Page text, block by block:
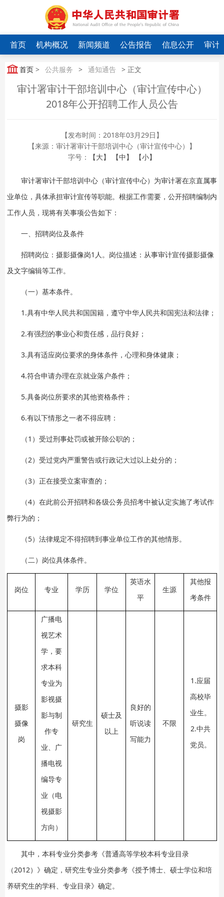
首页 机构概况 新闻频道 公告报告 信息公开 审计
首页 > 公共服务 > 通知通告 > 正文
审计署审计干部培训中心（审计宣传中心）
2018年公开招聘工作人员公告
【发布时间：2018年03月29日】
【来源：审计署审计干部培训中心（审计宣传中心）】
字号：
【大】 【中】 【小】
审计署审计干部培训中心（审计宣传中心）为审计署在京直属事
业单位，具体承担审计宣传等职能。根据工作需要，公开招聘编制内
工作人员，现将有关事项公告如下：
一、招聘岗位及条件
招聘岗位：摄影摄像岗1人。岗位描述：从事审计宣传摄影摄像
及文字编辑等工作。
（一）基本条件。
1.具有中华人民共和国国籍，遵守中华人民共和国宪法和法律；
2.有强烈的事业心和责任感，品行良好；
3.具有适应岗位要求的身体条件，心理和身体健康；
4.符合申请办理在京就业落户条件；
5.具备岗位所要求的其他资格条件；
6.有以下情形之一者不得应聘：
（1）受过刑事处罚或被开除公职的；
（2）受过党内严重警告或行政记大过以上处分的；
（3）正在接受立案审查的；
（4）在此前公开招聘和各级公务员招考中被认定实施了考试作
弊行为的；
（5）法律规定不得招聘到事业单位工作的其他情形。
（二）岗位具体条件。
岗位 专业 学历 学位
英语水
平
生源
其他报
考条件
摄影
摄像
岗
广播电
视艺术
学，要
求本科
专业为
影视摄
影与制
作专
业、广
播电视
编导专
业（电
视摄影
方向）
研究生
硕士及
以上
良好的
听说读
写能力
不限
1.应届
高校毕
业生。
2.中共
党员。
其中，本科专业分类参考《普通高等学校本科专业目录
（2012）》确定，研究生专业分类参考《授予博士、硕士学位和培
养研究生的学科、专业目录》确定。